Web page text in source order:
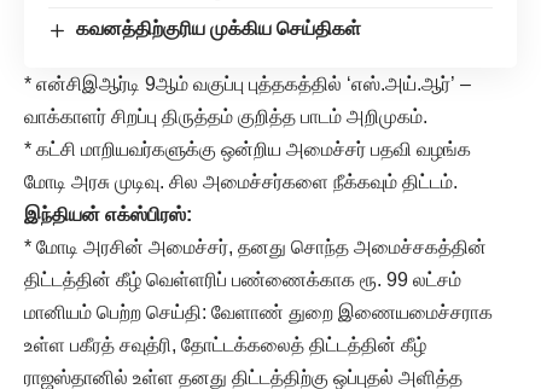
கவனத்திற்குரிய முக்கிய செய்திகள்
* என்சிஇஆர்டி 9ஆம் வகுப்பு புத்தகத்தில் ‘எஸ்.அய்.ஆர்’ –
வாக்காளர் சிறப்பு திருத்தம் குறித்த பாடம் அறிமுகம்.
* கட்சி மாறியவர்களுக்கு ஒன்றிய அமைச்சர் பதவி வழங்க
மோடி அரசு முடிவு. சில அமைச்சர்களை நீக்கவும் திட்டம்.
இந்தியன் எக்ஸ்பிரஸ்:
* மோடி அரசின் அமைச்சர், தனது சொந்த அமைச்சகத்தின்
திட்டத்தின் கீழ் வெள்ளரிப் பண்ணைக்காக ரூ. 99 லட்சம்
மானியம் பெற்ற செய்தி: வேளாண் துறை இணையமைச்சராக
உள்ள பகீரத் சவுத்ரி, தோட்டக்கலைத் திட்டத்தின் கீழ்
ராஜஸ்தானில் உள்ள தனது திட்டத்திற்கு ஒப்புதல் அளித்த